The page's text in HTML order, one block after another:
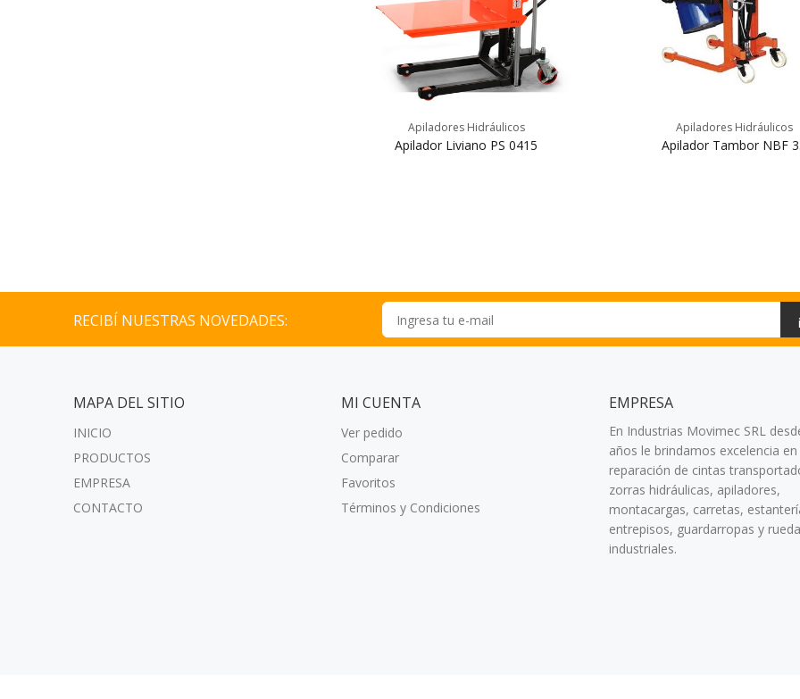
Apiladores Hidráulicos
Apilador Liviano PS 0415
Apiladores Hidráulicos
Apilador Tambor NBF
RECIBÍ NUESTRAS NOVEDADES:
MAPA DEL SITIO
INICIO
PRODUCTOS
EMPRESA
CONTACTO
MI CUENTA
Ver pedido
Comparar
Favoritos
Términos y Condiciones
EMPRESA
En Industrias Movimec SRL
años le brindamos excelencia
reparación de cintas
zorras hidráulicas, apiladores,
montacargas, carretas,
entrepisos, guardarropas y
industriales.